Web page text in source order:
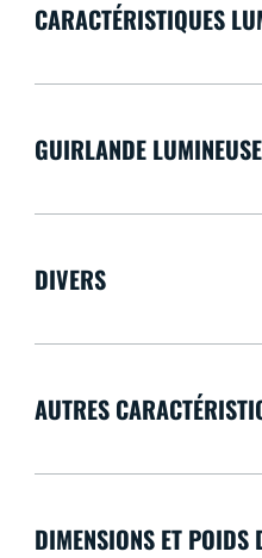
CARACTÉRISTIQUES
GUIRLANDE
DIVERS
AUTRES
DIMENSIONS ET POIDS